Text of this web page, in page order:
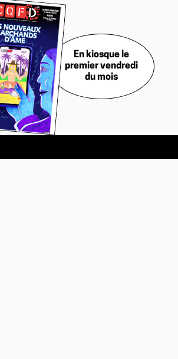
En kiosque le
premier vendredi
du mois